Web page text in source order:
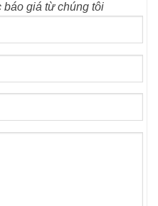
giá từ chúng tôi